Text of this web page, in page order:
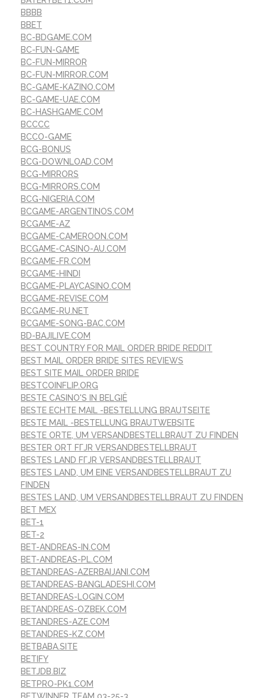
BBBB
BBET
BC-BDGAME.COM
BC-FUN-GAME
BC-FUN-MIRROR
BC-FUN-MIRROR.COM
BC-GAME-KAZINO.COM
BC-GAME-UAE.COM
BC-HASHGAME.COM
BCCCC
BCCO-GAME
BCG-BONUS
BCG-DOWNLOAD.COM
BCG-MIRRORS
BCG-MIRRORS.COM
BCG-NIGERIA.COM
BCGAME-ARGENTINOS.COM
BCGAME-AZ
BCGAME-CAMEROON.COM
BCGAME-CASINO-AU.COM
BCGAME-FR.COM
BCGAME-HINDI
BCGAME-PLAYCASINO.COM
BCGAME-REVISE.COM
BCGAME-RU.NET
BCGAME-SONG-BAC.COM
BD-BAJILIVE.COM
BEST COUNTRY FOR MAIL ORDER BRIDE REDDIT
BEST MAIL ORDER BRIDE SITES REVIEWS
BEST SITE MAIL ORDER BRIDE
BESTCOINFLIP.ORG
BESTE CASINO'S IN BELGIË
BESTE ECHTE MAIL -BESTELLUNG BRAUTSEITE
BESTE MAIL -BESTELLUNG BRAUTWEBSITE
BESTE ORTE, UM VERSANDBESTELLBRAUT ZU FINDEN
BESTER ORT FГЈR VERSANDBESTELLBRAUT
BESTES LAND FГЈR VERSANDBESTELLBRAUT
BESTES LAND, UM EINE VERSANDBESTELLBRAUT ZU
FINDEN
BESTES LAND, UM VERSANDBESTELLBRAUT ZU FINDEN
BET MEX
BET-1
BET-2
BET-ANDREAS-IN.COM
BET-ANDREAS-PL.COM
BETANDREAS-AZERBAIJANI.COM
BETANDREAS-BANGLADESHI.COM
BETANDREAS-LOGIN.COM
BETANDREAS-OZBEK.COM
BETANDRES-AZE.COM
BETANDRES-KZ.COM
BETBABA.SITE
BETIFY
BETJDB.BIZ
BETPRO-PK1.COM